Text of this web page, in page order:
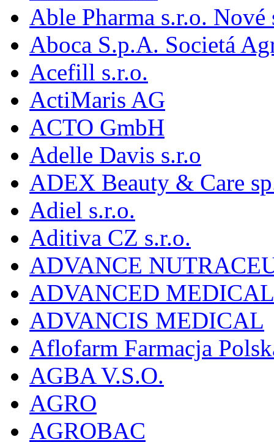
Able Pharma s.r.o.
Aboca S.p.A. Societá
Acefill s.r.o.
ActiMaris AG
ACTO GmbH
Adelle Davis s.r.o
ADEX Beauty & Care
Adiel s.r.o.
Aditiva CZ s.r.o.
ADVANCE
ADVANCED
ADVANCIS MEDICAL
Aflofarm Farmacja
AGBA V.S.O.
AGRO
AGROBAC